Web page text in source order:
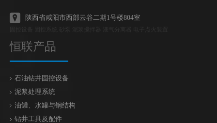
陕西省咸阳市西部云谷二期1号楼804室
恒联产品
石油钻井固控设备
泥浆处理系统
油罐、水罐与钢结构
钻井工具及配件